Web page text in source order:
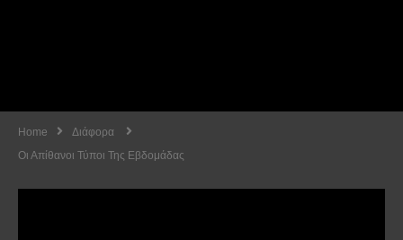
Home
Διάφορα
Οι Απίθανοι Τύποι Της Εβδομάδας